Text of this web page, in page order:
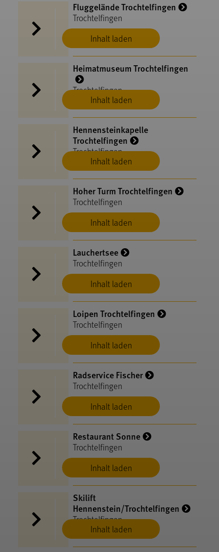
Inhalt laden
Fluggelände Trochtelfingen
Trochtelfingen
Inhalt laden
Heimatmuseum Trochtelfingen
Trochtelfingen
Inhalt laden
Hennensteinkapelle
Trochtelfingen
Trochtelfingen
Inhalt laden
Hoher Turm Trochtelfingen
Trochtelfingen
Inhalt laden
Lauchertsee
Trochtelfingen
Inhalt laden
Loipen Trochtelfingen
Trochtelfingen
Inhalt laden
Radservice Fischer
Trochtelfingen
Inhalt laden
Restaurant Sonne
Trochtelfingen
Inhalt laden
Skilift
Hennenstein/Trochtelfingen
Trochtelfingen